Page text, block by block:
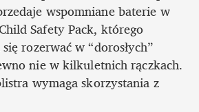
wspomniane baterie w
Safety Pack, którego
rozerwać w “dorosłych”
nie w kilkuletnich rączkach.
wymaga skorzystania z